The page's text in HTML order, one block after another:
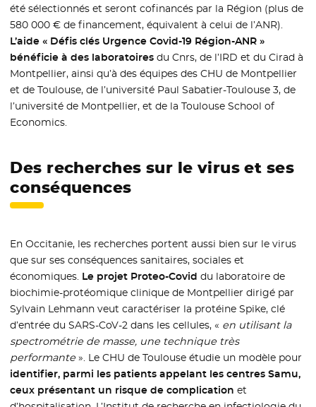
été sélectionnés et seront cofinancés par la Région (plus de
580 000 € de financement, équivalent à celui de l’ANR).
L’aide « Défis clés Urgence Covid-19 Région-ANR »
bénéficie à des laboratoires du Cnrs, de l’IRD et du Cirad à
Montpellier, ainsi qu’à des équipes des CHU de Montpellier
et de Toulouse, de l’université Paul Sabatier-Toulouse 3, de
l’université de Montpellier, et de la Toulouse School of
Economics.
Des recherches sur le virus et ses
conséquences
En Occitanie, les recherches portent aussi bien sur le virus
que sur ses conséquences sanitaires, sociales et
économiques. Le projet Proteo-Covid du laboratoire de
biochimie-protéomique clinique de Montpellier dirigé par
Sylvain Lehmann veut caractériser la protéine Spike, clé
d’entrée du SARS-CoV-2 dans les cellules, « en utilisant la
spectrométrie de masse, une technique très
performante ». Le CHU de Toulouse étudie un modèle pour
identifier, parmi les patients appelant les centres Samu,
ceux présentant un risque de complication et